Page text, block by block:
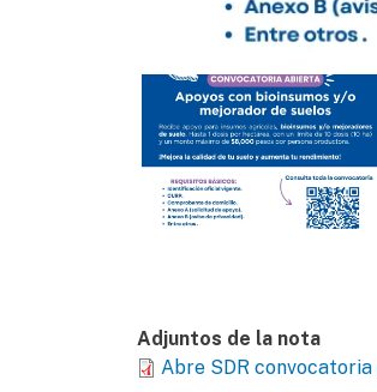
Adjuntos de la nota
Abre SDR